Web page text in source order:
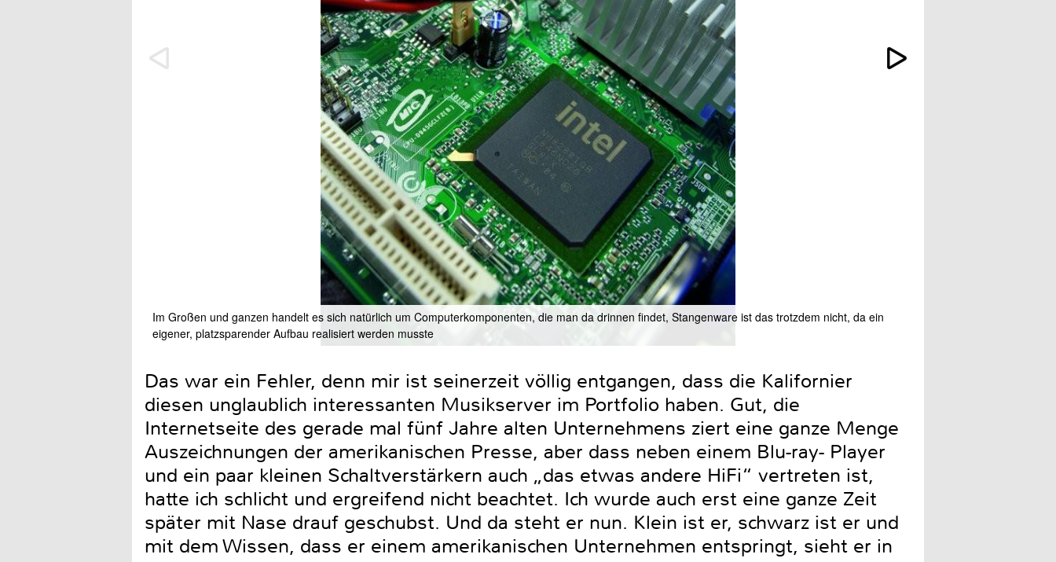
Im Großen und ganzen handelt es sich natürlich um Computerkomponenten, die man da drinnen findet, Stangenware ist das trotzdem nicht, da ein
eigener, platzsparender Aufbau realisiert werden musste
Das war ein Fehler, denn mir ist seinerzeit völlig entgangen, dass die Kalifornier
diesen unglaublich interessanten Musikserver im Portfolio haben. Gut, die
Internetseite des gerade mal fünf Jahre alten Unternehmens ziert eine ganze Menge
Auszeichnungen der amerikanischen Presse, aber dass neben einem Blu-ray- Player
und ein paar kleinen Schaltverstärkern auch „das etwas andere HiFi“ vertreten ist,
hatte ich schlicht und ergreifend nicht beachtet. Ich wurde auch erst eine ganze Zeit
später mit Nase drauf geschubst. Und da steht er nun. Klein ist er, schwarz ist er und
mit dem Wissen, dass er einem amerikanischen Unternehmen entspringt, sieht er in